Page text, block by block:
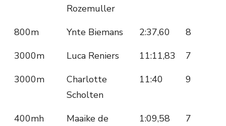
Rozemuller
800m Ynte Biemans 2:37,60
8
3000m
Luca Reniers 11:11,83
7
3000m
Charlotte
Scholten
11:40 9
400mh
Maaike de
1:09,58 7